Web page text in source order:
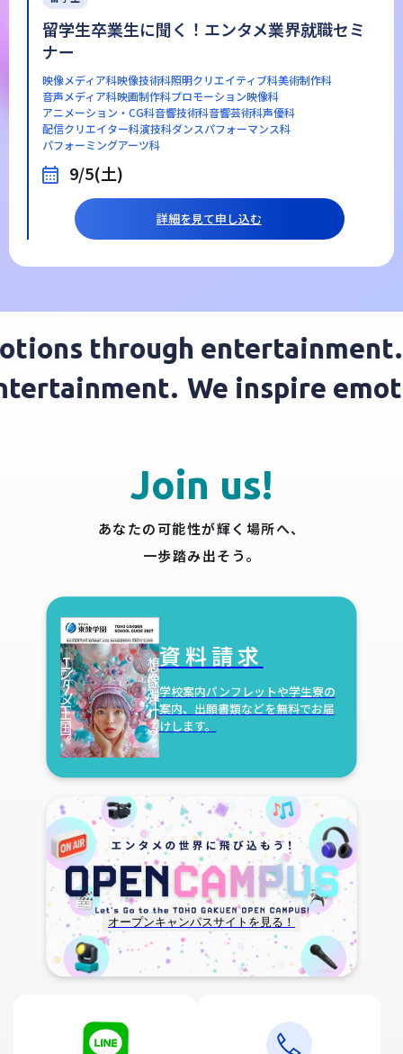
留学生卒業生に聞く！エンタメ業界就職セミ
ナー
映像メディア科映像技術科照明クリエイティブ科美術制作科
音声メディア科映画制作科プロモーション映像科
アニメーション・CG科音響技術科音響芸術科声優科
配信クリエイター科演技科ダンスパフォーマンス科
パフォーミングアーツ科
9/5(土)
詳細を見て申し込む
through entertainment.
entertainment. We inspire
Join us!
あなたの可能性が輝く場所へ、
一歩踏み出そう。
資料請求
学校案内パンフレットや学生寮の
案内、 出願書類などを無料でお届
けします。
オープンキャンパスサイトを見る！